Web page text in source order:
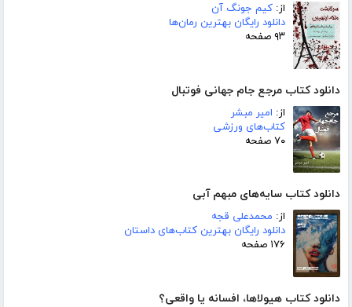
از: کیم جونگ آن
دانلود رایگان بهترین رمان‌ها
۹۳ صفحه
دانلود کتاب مرجع جام جهانی فوتبال
از: امیر مبشر
کتاب‌های ورزشی
۷۰ صفحه
دانلود کتاب سایه‌های مبهم آبی
از: محمدعلی قجه
دانلود رایگان بهترین کتاب‌های داستان
۱۷۶ صفحه
دانلود کتاب هیولاها، افسانه یا واقعی؟